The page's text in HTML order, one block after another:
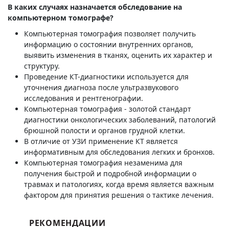
В каких случаях назначается обследование на
компьютерном томографе?
Компьютерная томография позволяет получить
информацию о состоянии внутренних органов,
выявить изменения в тканях, оценить их характер и
структуру.
Проведение КТ-диагностики используется для
уточнения диагноза после ультразвукового
исследования и рентгенографии.
Компьютерная томография - золотой стандарт
диагностики онкологических заболеваний, патологий
брюшной полости и органов грудной клетки.
В отличие от УЗИ применение КТ является
информативным для обследования легких и бронхов.
Компьютерная томография незаменима для
получения быстрой и подробной информации о
травмах и патологиях, когда время является важным
фактором для принятия решения о тактике лечения.
РЕКОМЕНДАЦИИ